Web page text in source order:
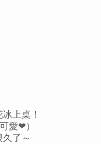
上桌！
愛❤）
了～